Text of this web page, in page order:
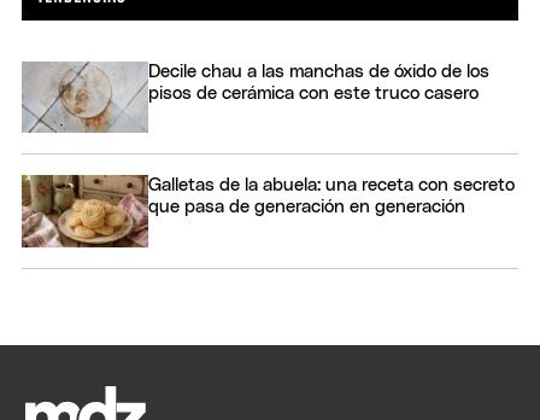
Decile chau a las manchas de óxido de los
pisos de cerámica con este truco casero
Galletas de la abuela: una receta con secreto
que pasa de generación en generación